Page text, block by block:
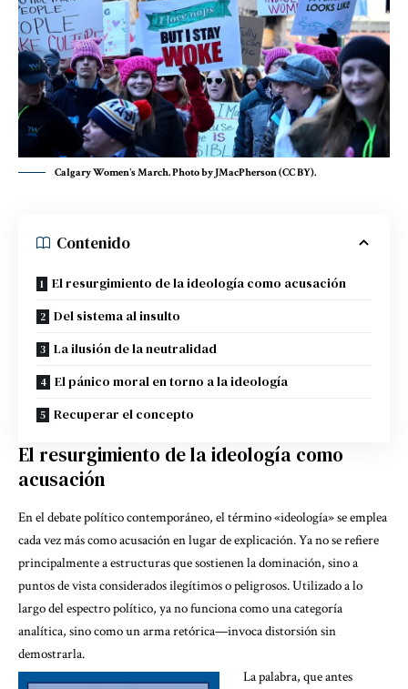
Calgary Women's March. Photo by JMacPherson (CC BY).
Contenido
El resurgimiento de la ideología como acusación
Del sistema al insulto
La ilusión de la neutralidad
El pánico moral en torno a la ideología
Recuperar el concepto
El resurgimiento de la ideología como
acusación
En el debate político contemporáneo, el término «ideología» se emplea
cada vez más como acusación en lugar de explicación. Ya no se refiere
principalmente a estructuras que sostienen la dominación, sino a
puntos de vista considerados ilegítimos o peligrosos. Utilizado a lo
largo del espectro político, ya no funciona como una categoría
analítica, sino como un arma retórica—invoca distorsión sin
demostrarla.
La palabra, que antes